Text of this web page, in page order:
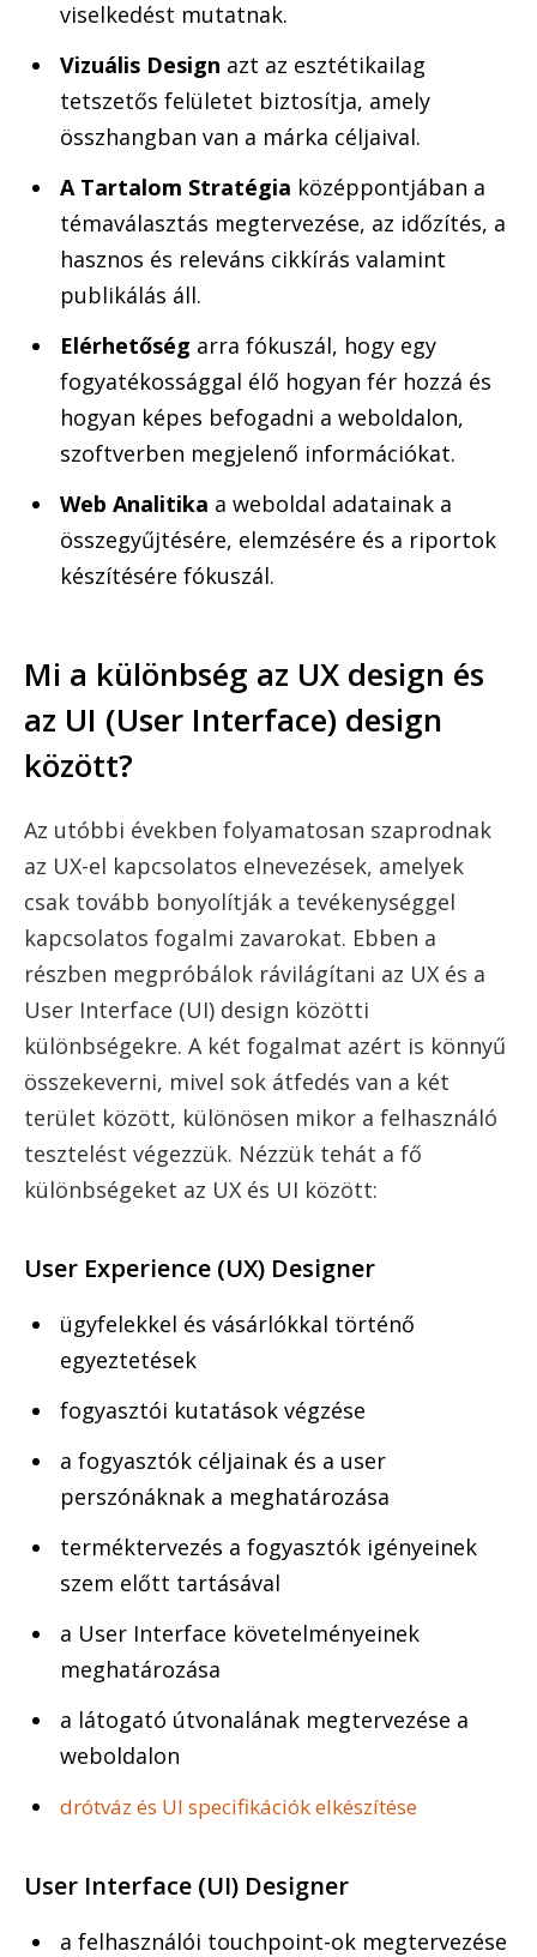
viselkedést mutatnak.
Vizuális Design azt az esztétikailag
tetszetős felületet biztosítja, amely
összhangban van a márka céljaival.
A Tartalom Stratégia középpontjában a
témaválasztás megtervezése, az időzítés, a
hasznos és releváns cikkírás valamint
publikálás áll.
Elérhetőség arra fókuszál, hogy egy
fogyatékossággal élő hogyan fér hozzá és
hogyan képes befogadni a weboldalon,
szoftverben megjelenő információkat.
Web Analitika a weboldal adatainak a
összegyűjtésére, elemzésére és a riportok
készítésére fókuszál.
Mi a különbség az UX design és
az UI (User Interface) design
között?
Az utóbbi években folyamatosan szaprodnak
az UX-el kapcsolatos elnevezések, amelyek
csak tovább bonyolítják a tevékenységgel
kapcsolatos fogalmi zavarokat. Ebben a
részben megpróbálok rávilágítani az UX és a
User Interface (UI) design közötti
különbségekre. A két fogalmat azért is könnyű
összekeverni, mivel sok átfedés van a két
terület között, különösen mikor a felhasználó
tesztelést végezzük. Nézzük tehát a fő
különbségeket az UX és UI között:
User Experience (UX) Designer
ügyfelekkel és vásárlókkal történő
egyeztetések
fogyasztói kutatások végzése
a fogyasztók céljainak és a user
perszónáknak a meghatározása
terméktervezés a fogyasztók igényeinek
szem előtt tartásával
a User Interface követelményeinek
meghatározása
a látogató útvonalának megtervezése a
weboldalon
drótváz és UI specifikációk elkészítése
User Interface (UI) Designer
a felhasználói touchpoint-ok megtervezése